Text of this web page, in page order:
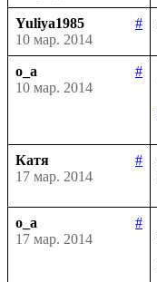
Yuliya1985
#
10 мар. 2014
o_a
#
10 мар. 2014
Катя
#
17 мар. 2014
o_a
#
17 мар. 2014